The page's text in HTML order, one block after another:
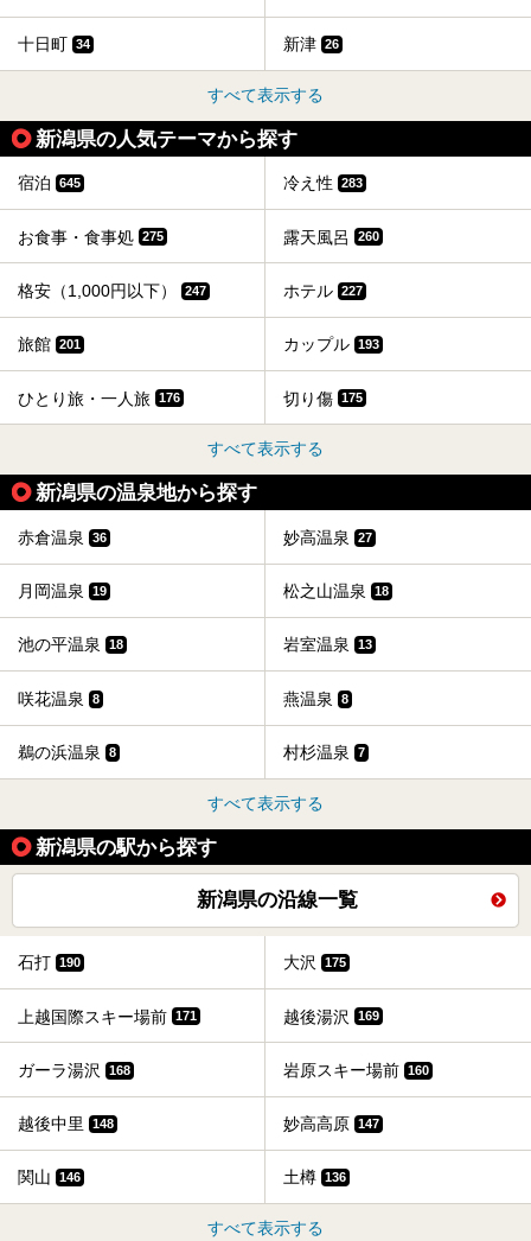
十日町 34 新津 26
すべて表示する
新潟県の人気テーマから探す
宿泊 645 冷え性 283
お食事・食事処 275 露天風呂 260
格安（1,000円以下） 247 ホテル 227
旅館 201 カップル 193
ひとり旅・一人旅 176 切り傷 175
すべて表示する
新潟県の温泉地から探す
赤倉温泉 36 妙高温泉 27
月岡温泉 19 松之山温泉 18
池の平温泉 18 岩室温泉 13
咲花温泉 8 燕温泉 8
鵜の浜温泉 8 村杉温泉 7
すべて表示する
新潟県の駅から探す
新潟県の沿線一覧
石打 190 大沢 175
上越国際スキー場前 171 越後湯沢 169
ガーラ湯沢 168 岩原スキー場前 160
越後中里 148 妙高高原 147
関山 146 土樽 136
すべて表示する